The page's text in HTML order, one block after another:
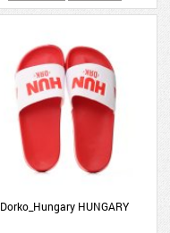
Dorko_Hungary HUNGARY